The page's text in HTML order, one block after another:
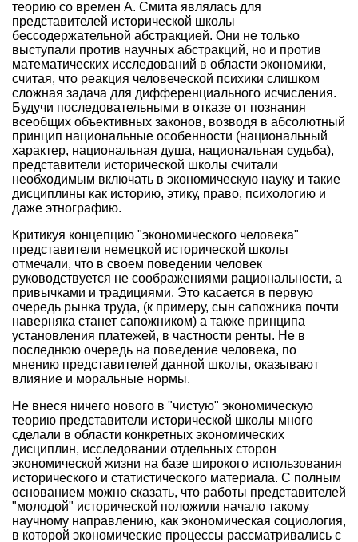
теорию со времен А. Смита являлась для
представителей исторической школы
бессодержательной абстракцией. Они не только
выступали против научных абстракций, но и против
математических исследований в области экономики,
считая, что реакция человеческой психики слишком
сложная задача для дифференциального исчисления.
Будучи последовательными в отказе от познания
всеобщих объективных законов, возводя в абсолютный
принцип национальные особенности (национальный
характер, национальная душа, национальная судьба),
представители исторической школы считали
необходимым включать в экономическую науку и такие
дисциплины как историю, этику, право, психологию и
даже этнографию.
Критикуя концепцию "экономического человека"
представители немецкой исторической школы
отмечали, что в своем поведении человек
руководствуется не соображениями рациональности, а
привычками и традициями. Это касается в первую
очередь рынка труда, (к примеру, сын сапожника почти
наверняка станет сапожником) а также принципа
установления платежей, в частности ренты. Не в
последнюю очередь на поведение человека, по
мнению представителей данной школы, оказывают
влияние и моральные нормы.
Не внеся ничего нового в "чистую" экономическую
теорию представители исторической школы много
сделали в области конкретных экономических
дисциплин, исследовании отдельных сторон
экономической жизни на базе широкого использования
исторического и статистического материала. С полным
основанием можно сказать, что работы представителей
"молодой" исторической положили начало такому
научному направлению, как экономическая социология,
в которой экономические процессы рассматривались с